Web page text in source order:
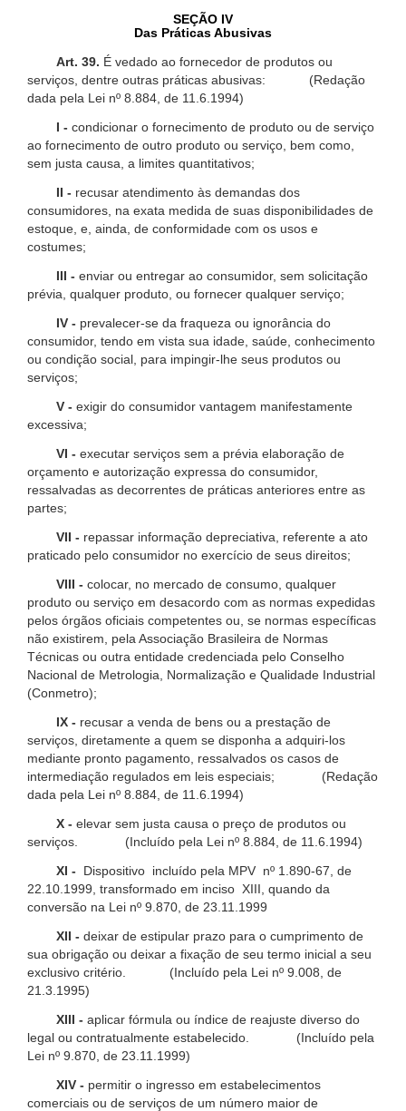
SEÇÃO IV
Das Práticas Abusivas
Art. 39. É vedado ao fornecedor de produtos ou
serviços, dentre outras práticas abusivas: (Redação
dada pela Lei nº 8.884, de 11.6.1994)
I - condicionar o fornecimento de produto ou de serviço
ao fornecimento de outro produto ou serviço, bem como,
sem justa causa, a limites quantitativos;
II - recusar atendimento às demandas dos
consumidores, na exata medida de suas disponibilidades de
estoque, e, ainda, de conformidade com os usos e
costumes;
III - enviar ou entregar ao consumidor, sem solicitação
prévia, qualquer produto, ou fornecer qualquer serviço;
IV - prevalecer-se da fraqueza ou ignorância do
consumidor, tendo em vista sua idade, saúde, conhecimento
ou condição social, para impingir-lhe seus produtos ou
serviços;
V - exigir do consumidor vantagem manifestamente
excessiva;
VI - executar serviços sem a prévia elaboração de
orçamento e autorização expressa do consumidor,
ressalvadas as decorrentes de práticas anteriores entre as
partes;
VII - repassar informação depreciativa, referente a ato
praticado pelo consumidor no exercício de seus direitos;
VIII - colocar, no mercado de consumo, qualquer
produto ou serviço em desacordo com as normas expedidas
pelos órgãos oficiais competentes ou, se normas específicas
não existirem, pela Associação Brasileira de Normas
Técnicas ou outra entidade credenciada pelo Conselho
Nacional de Metrologia, Normalização e Qualidade Industrial
(Conmetro);
IX - recusar a venda de bens ou a prestação de
serviços, diretamente a quem se disponha a adquiri-los
mediante pronto pagamento, ressalvados os casos de
intermediação regulados em leis especiais; (Redação
dada pela Lei nº 8.884, de 11.6.1994)
X - elevar sem justa causa o preço de produtos ou
serviços. (Incluído pela Lei nº 8.884, de 11.6.1994)
XI -
Dispositivo incluído pela MPV nº 1.890-67, de
22.10.1999, transformado em inciso XIII, quando da
conversão na Lei nº 9.870, de 23.11.1999
XII - deixar de estipular prazo para o cumprimento de
sua obrigação ou deixar a fixação de seu termo inicial a seu
exclusivo critério. (Incluído pela Lei nº 9.008, de
21.3.1995)
XIII - aplicar fórmula ou índice de reajuste diverso do
legal ou contratualmente estabelecido. (Incluído pela
Lei nº 9.870, de 23.11.1999)
XIV - permitir o ingresso em estabelecimentos
comerciais ou de serviços de um número maior de